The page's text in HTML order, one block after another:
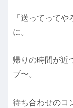
「送ってって
に。
帰りの時間が近
ブ〜。
待ち合わせのコ